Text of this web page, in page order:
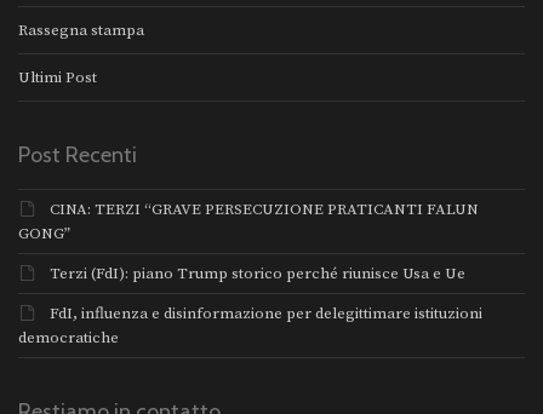
Rassegna stampa
Ultimi Post
Post Recenti
CINA: TERZI “GRAVE PERSECUZIONE PRATICANTI FALUN
GONG”
Terzi (FdI): piano Trump storico perché riunisce Usa e Ue
FdI, influenza e disinformazione per delegittimare istituzioni
democratiche